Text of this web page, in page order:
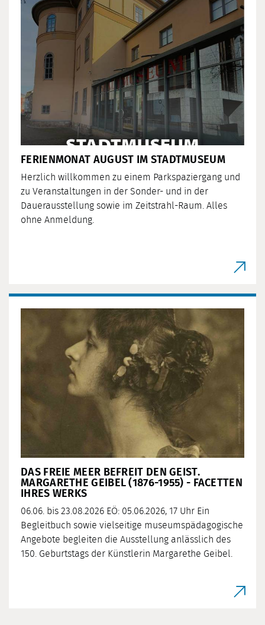
FERIENMONAT AUGUST IM STADTMUSEUM
Herzlich willkommen zu einem Parkspaziergang und
zu Veranstaltungen in der Sonder- und in der
Dauerausstellung sowie im Zeitstrahl-Raum. Alles
ohne Anmeldung.
DAS FREIE MEER BEFREIT DEN GEIST.
MARGARETHE GEIBEL (1876-1955) - FACETTEN
IHRES WERKS
06.06. bis 23.08.2026 EÖ: 05.06.2026, 17 Uhr Ein
Begleitbuch sowie vielseitige museumspädagogische
Angebote begleiten die Ausstellung anlässlich des
150. Geburtstags der Künstlerin Margarethe Geibel.